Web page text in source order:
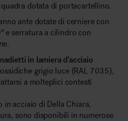
dotata di portacartellino.
ante dotate di cerniere con
e serratura a cilindro con
in lamiera d’acciaio
grigio luce (RAL 7035),
a molteplici contesti
in acciaio di Della Chiara,
sono disponibili in numerose